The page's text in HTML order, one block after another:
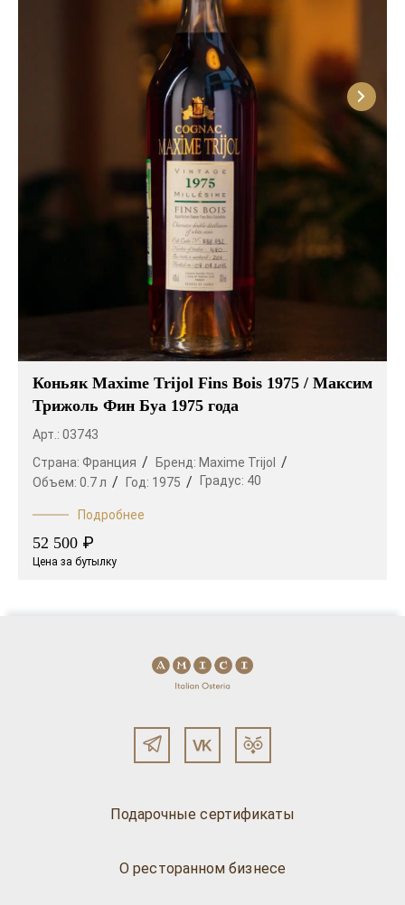
Итальянские вина
Французские вина
Испанские вина
Граппа
Коньяк Maxime Trijol Fins Bois 1975 / Максим
Трижоль Фин Буа 1975 года
Арт.: 03743
Страна: Франция Бренд: Maxime Trijol
Объем: 0.7 л Год: 1975 Градус: 40
Подробнее
52 500 ₽
Цена за бутылку
Подарочные сертификаты
О ресторанном бизнесе